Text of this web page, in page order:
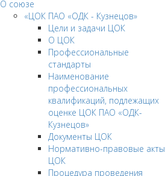
О союзе
«ЦОК ПАО «ОДК - Кузнецов»
Цели и задачи ЦОК
О ЦОК
Профессиональные
стандарты
Наименование
профессиональных
квалификаций, подлежащих
оценке ЦОК ПАО «ОДК-
Кузнецов»
Документы ЦОК
Нормативно-правовые акты
ЦОК
Процедура проведения